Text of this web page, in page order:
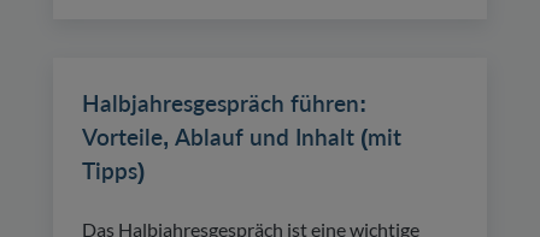
Halbjahresgespräch führen:
Vorteile, Ablauf und Inhalt (mit
Tipps)
Das Halbjahresgespräch ist eine wichtige